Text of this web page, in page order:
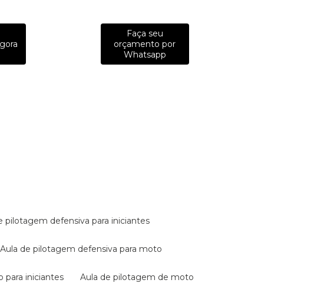
Faça seu
orçamento por
Whatsapp
pilotagem defensiva para iniciantes
aula de pilotagem defensiva para moto
para iniciantes aula de pilotagem de moto